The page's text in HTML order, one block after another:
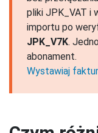
pliki JPK_VAT i
importu po
JPK_V7K.
abonament.
Wystawiaj